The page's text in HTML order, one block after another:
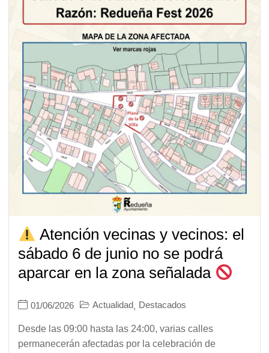
Atención vecinas y vecinos: el
sábado 6 de junio no se podrá
aparcar en la zona señalada
01/06/2026 Actualidad, Destacados
Desde las 09:00 hasta las 24:00, varias calles
permanecerán afectadas por la celebración de